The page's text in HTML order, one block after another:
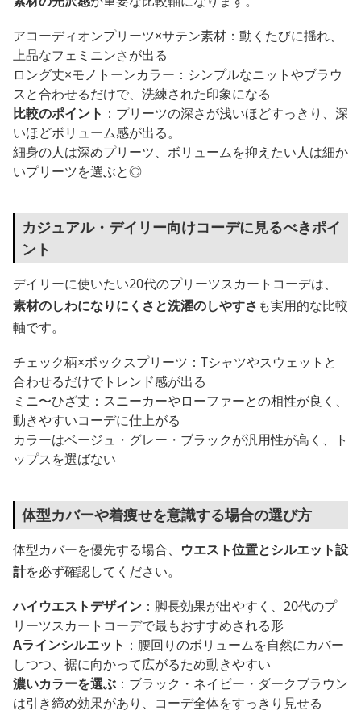
アコーディオンプリーツ×サテン素材：動くたびに揺れ、
上品なフェミニンさが出る
ロング丈×モノトーンカラー：シンプルなニットやブラウ
スと合わせるだけで、洗練された印象になる
比較のポイント ：プリーツの深さが浅いほどすっきり、深
いほどボリューム感が出る。
細身の人は深めプリーツ、ボリュームを抑えたい人は細か
いプリーツを選ぶと◎
カジュアル・デイリー向けコーデに見るべきポイ
ント
デイリーに使いたい20代のプリーツスカートコーデは、
素材のしわになりにくさと洗濯のしやすさ も実用的な比較
軸です。
チェック柄×ボックスプリーツ：Tシャツやスウェットと
合わせるだけでトレンド感が出る
ミニ〜ひざ丈：スニーカーやローファーとの相性が良く、
動きやすいコーデに仕上がる
カラーはベージュ・グレー・ブラックが汎用性が高く、ト
ップスを選ばない
体型カバーや着痩せを意識する場合の選び方
体型カバーを優先する場合、 ウエスト位置とシルエット設
計を必ず確認してください。
ハイウエストデザイン ：脚長効果が出やすく、20代のプ
リーツスカートコーデで最もおすすめされる形
Aラインシルエット ：腰回りのボリュームを自然にカバー
しつつ、裾に向かって広がるため動きやすい
濃いカラーを選ぶ ：ブラック・ネイビー・ダークブラウン
は引き締め効果があり、コーデ全体をすっきり見せる